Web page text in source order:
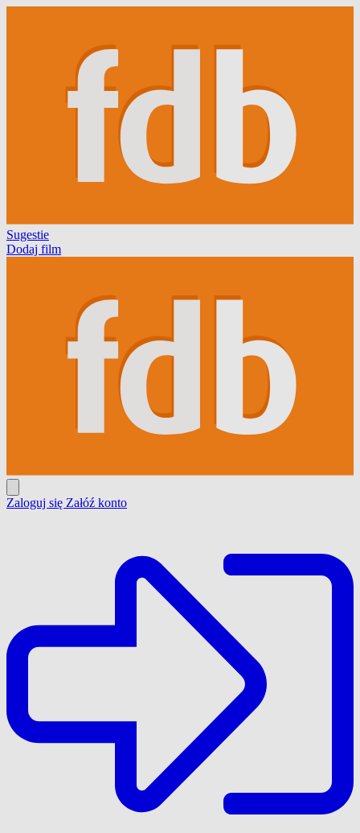
Sugestie
Dodaj film
Zaloguj się Załóź konto